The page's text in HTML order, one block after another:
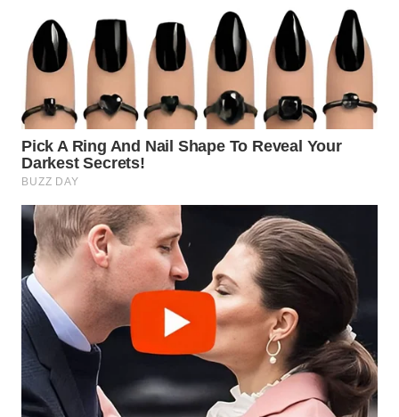
PRIANGAN
TIMUR
SEMARANG
WN
SOLO
WN
BOROBUDUR
WN
MADURA
SURABAYA